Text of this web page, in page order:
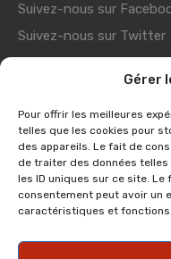
Gérer
Pour offrir les meilleures
telles que les cookies pour
des appareils. Le fait de
de traiter des données
les ID uniques sur ce site.
consentement peut avoir un
caractéristiques et fonctions.
Suivez-nous sur
Suivez-nous sur Twitter
Suivez-nous sur Youtube
Suivez-nous sur
Liens utiles
Showroom Usine
Visite virtuelle